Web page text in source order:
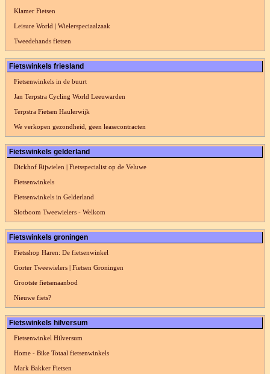
Klamer Fietsen
Leisure World | Wielerspeciaalzaak
Tweedehands fietsen
Fietswinkels friesland
Fietsenwinkels in de buurt
Jan Terpstra Cycling World Leeuwarden
Terpstra Fietsen Haulerwijk
We verkopen gezondheid, geen leasecontracten
Fietswinkels gelderland
Dickhof Rijwielen | Fietsspecialist op de Veluwe
Fietsenwinkels
Fietsenwinkels in Gelderland
Slotboom Tweewielers - Welkom
Fietswinkels groningen
Fietsshop Haren: De fietsenwinkel
Gorter Tweewielers | Fietsen Groningen
Grootste fietsenaanbod
Nieuwe fiets?
Fietswinkels hilversum
Fietsenwinkel Hilversum
Home - Bike Totaal fietsenwinkels
Mark Bakker Fietsen